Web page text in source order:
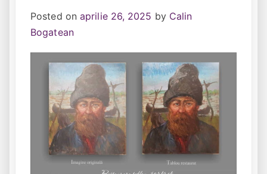
Posted on aprilie 26, 2025 by Calin
Bogatean